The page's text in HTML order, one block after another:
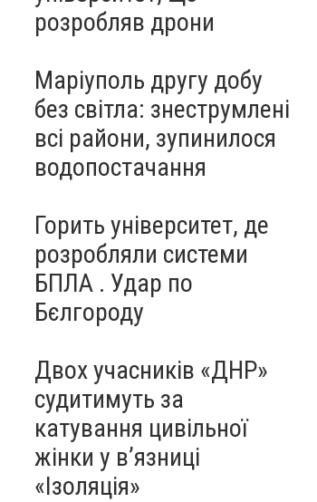
розробляв дрони
Маріуполь другу добу
без світла: знеструмлені
всі райони, зупинилося
водопостачання
Горить університет, де
розробляли системи
БПЛА . Удар по
Бєлгороду
Двох учасників «ДНР»
судитимуть за
катування цивільної
жінки у в’язниці
«Ізоляція»